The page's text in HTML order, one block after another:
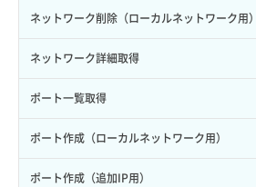
自動バックアップ無効化
サーバーメタデータ更新（ネームタグ変更）
サーバー一覧取得
サーバー作成
サーバー再構築（OS再インストール）
サーバー利用状況グラフ（CPU）
ネットワーク削除（ローカルネットワーク用）
ネットワーク詳細取得
ポート一覧取得
ポート作成（ローカルネットワーク用）
ポート作成（追加IP用）